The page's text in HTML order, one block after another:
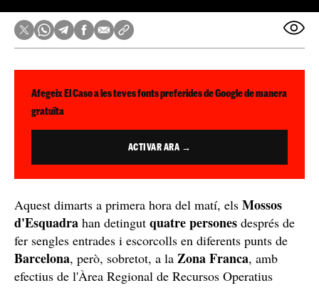
Afegeix El Caso a les teves fonts preferides de Google de manera
gratuïta
ACTIVAR ARA →
Aquest dimarts a primera hora del matí, els Mossos
d'Esquadra han detingut quatre persones després de
fer sengles entrades i escorcolls en diferents punts de
Barcelona, però, sobretot, a la Zona Franca, amb
efectius de l'Àrea Regional de Recursos Operatius